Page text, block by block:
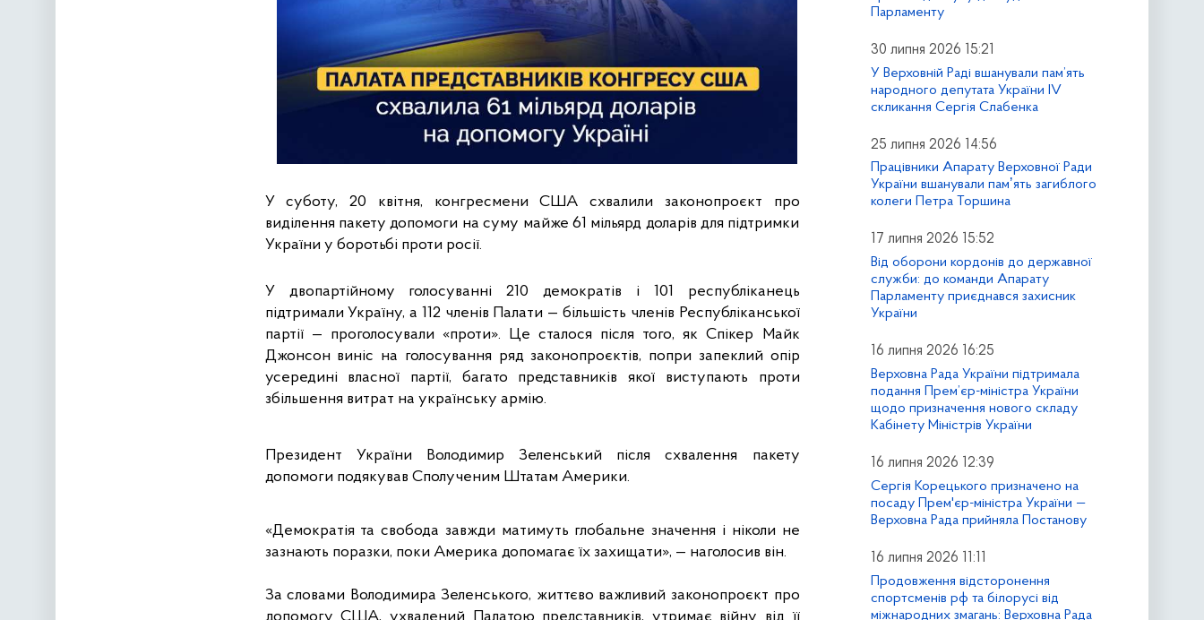
У суботу, 20 квітня, конгресмени США схвалили законопроєкт про
виділення пакету допомоги на суму майже 61 мільярд доларів для підтримки
України у боротьбі проти росії.
У двопартійному голосуванні 210 демократів і 101 республіканець
підтримали Україну, а 112 членів Палати — більшість членів Республіканської
партії — проголосували «проти». Це сталося після того, як Спікер Майк
Джонсон виніс на голосування ряд законопроєктів, попри запеклий опір
усередині власної партії, багато представників якої виступають проти
збільшення витрат на українську армію.
Президент України Володимир Зеленський після схвалення пакету
допомоги подякував Сполученим Штатам Америки.
«Демократія та свобода завжди матимуть глобальне значення і ніколи не
зазнають поразки, поки Америка допомагає їх захищати», — наголосив він.
За словами Володимира Зеленського, життєво важливий законопроєкт про
Парламенту
30 липня 2026 15:21
У Верховній Раді вшанували пам’ять
народного депутата України IV
скликання Сергія Слабенка
25 липня 2026 14:56
Працівники Апарату Верховної Ради
України вшанували памʼять загиблого
колеги Петра Торшина
17 липня 2026 15:52
Від оборони кордонів до державної
служби: до команди Апарату
Парламенту приєднався захисник
України
16 липня 2026 16:25
Верховна Рада України підтримала
подання Прем’єр-міністра України
щодо призначення нового складу
Кабінету Міністрів України
16 липня 2026 12:39
Сергія Корецького призначено на
посаду Прем'єр-міністра України —
Верховна Рада прийняла Постанову
16 липня 2026 11:11
Продовження відсторонення
спортсменів рф та білорусі від
міжнародних змагань: Верховна Рада